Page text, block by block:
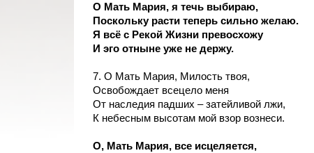
О Мать Мария, я течь выбираю,
Поскольку расти теперь сильно желаю.
Я всё с Рекой Жизни превосхожу
И эго отныне уже не держу.
7. О Мать Мария, Милость твоя,
Освобождает всецело меня
От наследия падших – затейливой лжи,
К небесным высотам мой взор вознеси.
О, Мать Мария, все исцеляется,